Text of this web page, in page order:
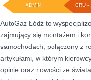
GRU -
ADMIN
AutoGaz Łódź to
zajmujący się montażem i
samochodach, połączony z
artykułami, w którym
opinie oraz nowości ze